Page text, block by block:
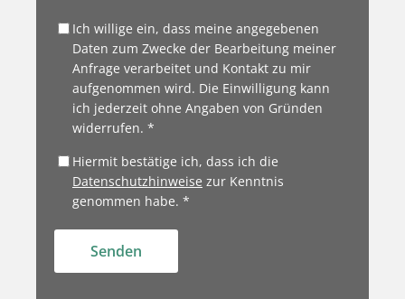
Ich willige ein, dass meine angegebenen
Daten zum Zwecke der Bearbeitung meiner
Anfrage verarbeitet und Kontakt zu mir
aufgenommen wird. Die Einwilligung kann
ich jederzeit ohne Angaben von Gründen
widerrufen. *
Hiermit bestätige ich, dass ich die
Datenschutzhinweise zur Kenntnis
genommen habe. *
Senden